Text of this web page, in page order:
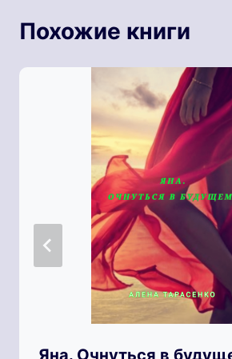
Похожие книги
Яна. Очнуться в